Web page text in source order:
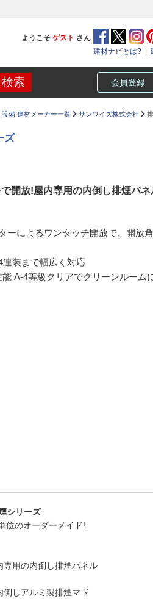
ようこそ ゲスト さん
建材ナビとは?
会員登録
設備 建材メーカー一覧 サンワイズ株式会社
ズ
開放!屋内専用の内倒し排煙パネ
ーによるワンタッチ開放で、開放
連装まで幅広く対応
能 A-4等級クリアでクリーンルーム
シリーズ
位のオーダーメイド!
専用の内倒し排煙パネル
倒しアルミ製排煙マド